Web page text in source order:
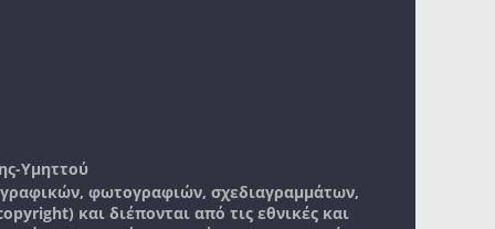
Υμηττού
φωτογραφιών, σχεδιαγραμμάτων,
και διέπονται από τις εθνικές και